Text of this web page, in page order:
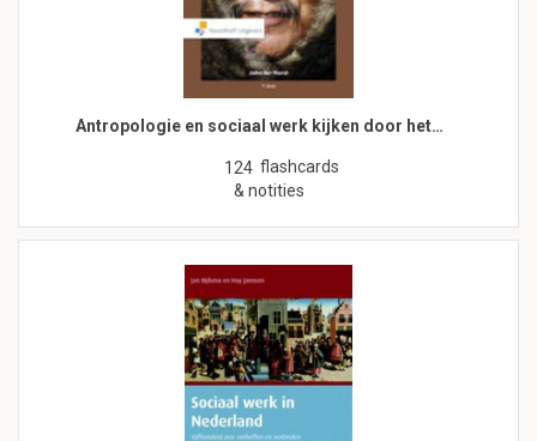
Antropologie en sociaal werk kijken door het…
124 flashcards
& notities